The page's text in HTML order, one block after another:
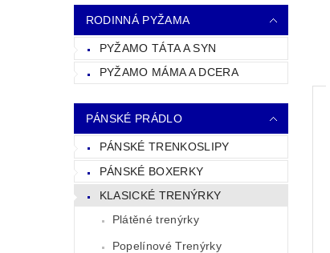
RODINNÁ PYŽAMA
PYŽAMO TÁTA A SYN
PYŽAMO MÁMA A DCERA
PÁNSKÉ PRÁDLO
PÁNSKÉ TRENKOSLIPY
PÁNSKÉ BOXERKY
KLASICKÉ TRENÝRKY
Plátěné trenýrky
Popelínové Trenýrky